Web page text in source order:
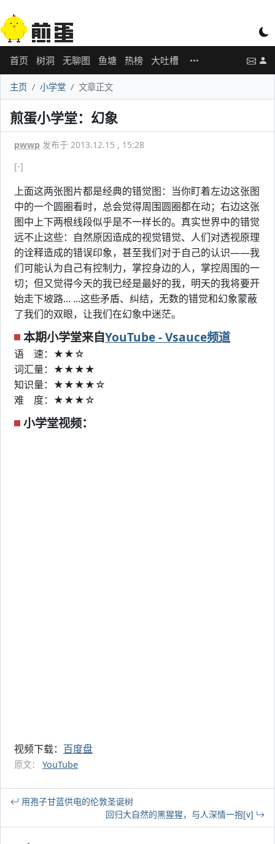
首页 树洞 无聊图 鱼塘 热榜 大吐槽
主页 小学堂 文章正文
煎蛋小学堂：幻象
pwwp 发布于 2013.12.15 , 15:28
[-]
上面这两张图片都是经典的错觉图：当你盯着左边这张图
中的一个圆圈看时，总会觉得周围圆圈都在动；右边这张
图中上下两根线段似乎是不一样长的。真实世界中的错觉
远不止这些：自然原因造成的视觉错觉、人们对透视原理
的诠释造成的错误印象，甚至我们对于自己的认识——我
们可能认为自己有控制力，掌控身边的人，掌控周围的一
切；但又觉得今天的我已经是最好的我，明天的我将要开
始走下坡路... ...这些矛盾、纠结，无数的错觉和幻象蒙蔽
了我们的双眼，让我们在幻象中迷茫。
本期小学堂来自YouTube - Vsauce频道
语 速：★★☆
词汇量：★★★★
知识量：★★★★☆
难 度：★★★☆
小学堂视频：
视频下载： 百度盘
原文： YouTube
用孢子甘蓝供电的伦敦圣诞树
回归大自然的黑猩猩，与人深情一抱[v]